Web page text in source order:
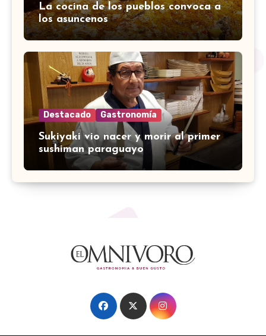
La cocina de los pueblos convoca a
los asuncenos
Destacado Gastronomía
Sukiyaki vio nacer y morir al primer
sushiman paraguayo